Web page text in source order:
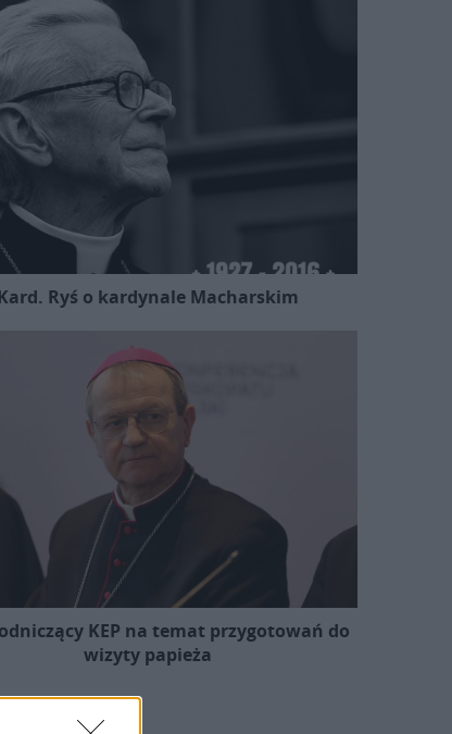
Ryś o kardynale Macharskim
KEP na temat przygotowań do
wizyty papieża